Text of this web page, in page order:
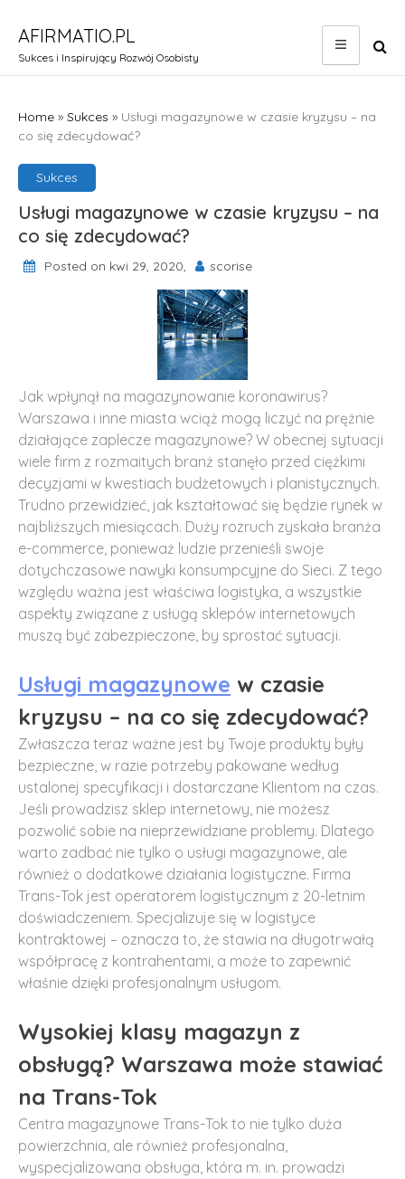
content
AFIRMATIO.PL
Sukces i Inspirujący Rozwój Osobisty
Home » Sukces » Usługi magazynowe w czasie kryzysu – na
co się zdecydować?
Sukces
Usługi magazynowe w czasie kryzysu – na
co się zdecydować?
Posted on kwi 29, 2020, scorise
Jak wpłynął na magazynowanie koronawirus?
Warszawa i inne miasta wciąż mogą liczyć na prężnie
działające zaplecze magazynowe? W obecnej sytuacji
wiele firm z rozmaitych branż stanęło przed ciężkimi
decyzjami w kwestiach budżetowych i planistycznych.
Trudno przewidzieć, jak kształtować się będzie rynek w
najbliższych miesiącach. Duży rozruch zyskała branża
e-commerce, ponieważ ludzie przenieśli swoje
dotychczasowe nawyki konsumpcyjne do Sieci. Z tego
względu ważna jest właściwa logistyka, a wszystkie
aspekty związane z usługą sklepów internetowych
muszą być zabezpieczone, by sprostać sytuacji.
Usługi magazynowe w czasie
kryzysu – na co się zdecydować?
Zwłaszcza teraz ważne jest by Twoje produkty były
bezpieczne, w razie potrzeby pakowane według
ustalonej specyfikacji i dostarczane Klientom na czas.
Jeśli prowadzisz sklep internetowy, nie możesz
pozwolić sobie na nieprzewidziane problemy. Dlatego
warto zadbać nie tylko o usługi magazynowe, ale
również o dodatkowe działania logistyczne. Firma
Trans-Tok jest operatorem logistycznym z 20-letnim
doświadczeniem. Specjalizuje się w logistyce
kontraktowej – oznacza to, że stawia na długotrwałą
współpracę z kontrahentami, a może to zapewnić
właśnie dzięki profesjonalnym usługom.
Wysokiej klasy magazyn z
obsługą? Warszawa może stawiać
na Trans-Tok
Centra magazynowe Trans-Tok to nie tylko duża
powierzchnia, ale również profesjonalna,
wyspecjalizowana obsługa, która m. in. prowadzi